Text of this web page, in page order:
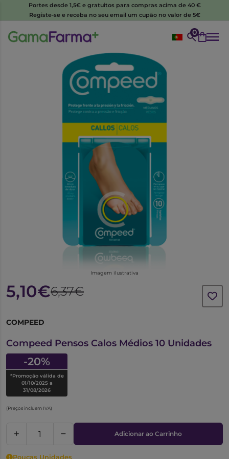
Portes desde 1,5€ e gratuitos para compras acima de 40 €
Registe-se e receba no seu email um cupão no valor de 5€
0
Imagem ilustrativa
5,10€6,37€
COMPEED
Compeed Pensos Calos Médios 10 Unidades
-20%
*Promoção válida de
01/10/2025 a
31/08/2026
(Preços incluem IVA)
Adicionar ao Carrinho
Poucas Unidades